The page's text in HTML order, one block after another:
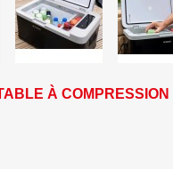
À COMPRESSION